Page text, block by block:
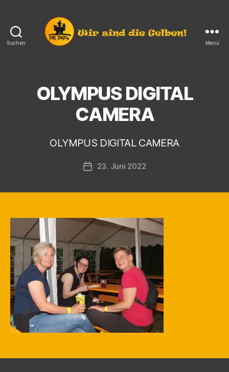
Suchen
Langendorf
Menü
OLYMPUS DIGITAL
CAMERA
OLYMPUS DIGITAL CAMERA
Beitragsautor
V
o
n
K
r
t
k
Veröffentlichungsdatum
23. Juni 2022